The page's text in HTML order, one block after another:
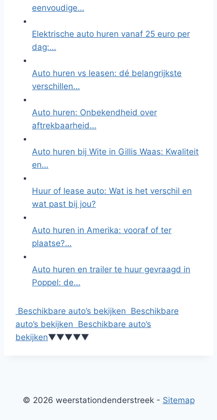
eenvoudige…
Elektrische auto huren vanaf 25 euro per
dag:…
Auto huren vs leasen: dé belangrijkste
verschillen…
Auto huren: Onbekendheid over
aftrekbaarheid…
Auto huren bij Wite in Gillis Waas: Kwaliteit
en…
Huur of lease auto: Wat is het verschil en
wat past bij jou?
Auto huren in Amerika: vooraf of ter
plaatse?…
Auto huren en trailer te huur gevraagd in
Poppel: de…
Beschikbare auto’s bekijken Beschikbare
auto’s bekijken Beschikbare auto’s
bekijken▼▼▼▼▼
© 2026 weerstationdenderstreek - Sitemap